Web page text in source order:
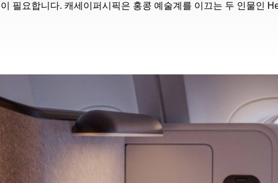
필요합니다. 캐세이퍼시픽은 홍콩 예술계를 이끄는 두 인물인